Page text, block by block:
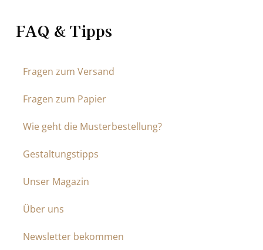
FAQ & Tipps
Fragen zum Versand
Fragen zum Papier
Wie geht die Musterbestellung?
Gestaltungstipps
Unser Magazin
Über uns
Newsletter bekommen